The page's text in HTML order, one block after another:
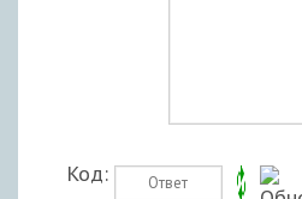
Код: